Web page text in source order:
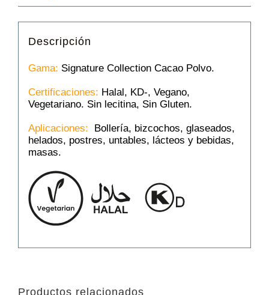
Descripción
Gama: Signature Collection Cacao Polvo.
Certificaciones: Halal, KD-, Vegano,
Vegetariano. Sin lecitina, Sin Gluten.
Aplicaciones: Bollería, bizcochos, glaseados,
helados, postres, untables, lácteos y bebidas,
masas.
Productos relacionados